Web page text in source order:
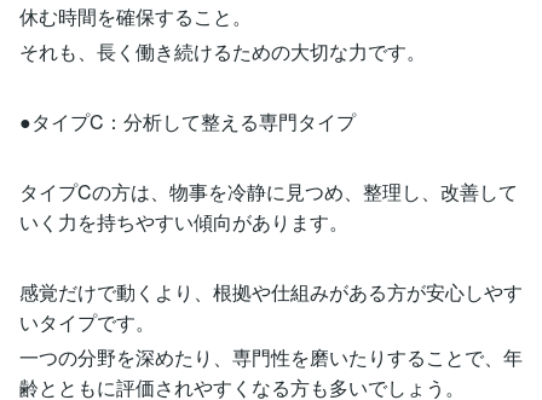
休む時間を確保すること。
それも、長く働き続けるための大切な力です。
●タイプC：分析して整える専門タイプ
タイプCの方は、物事を冷静に見つめ、整理し、改善して
いく力を持ちやすい傾向があります。
感覚だけで動くより、根拠や仕組みがある方が安心しやす
いタイプです。
一つの分野を深めたり、専門性を磨いたりすることで、年
齢とともに評価されやすくなる方も多いでしょう。